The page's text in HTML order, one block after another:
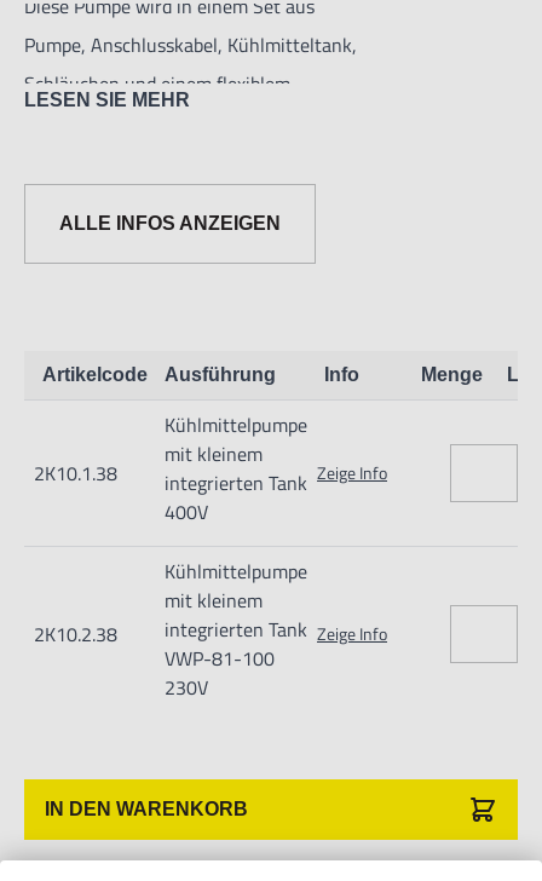
Diese Pumpe wird in einem Set aus
Pumpe, Anschlusskabel, Kühlmitteltank,
Schläuchen und einem flexiblem
Nur für technisch versierte und mit dem Produkt vertraute
Anwender sowie Handwerker geeignet.
Nur für den vorhergesehenen Verwendungszweck geeignet.
Unsachgemäße Verwendung kann zu Schäden und
Importeur/Hersteller:
Hogetex/Kometex B.V., Gesinkkampstraat 1,7051 HR
Varsseveld/ Netherlands, email: Info@hogetex.com
LESEN SIE MEHR
ALLE INFOS ANZEIGEN
Artikelcode Ausführung Info Menge
2K10.1.38
Kühlmittelpumpe
mit kleinem
integrierten Tank
400V
Zeige Info
2K10.2.38
Kühlmittelpumpe
mit kleinem
integrierten Tank
VWP-81-100
230V
Zeige Info
IN DEN WARENKORB